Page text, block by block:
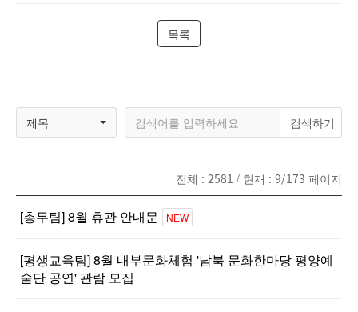
목록
제목
전체 : 2581 / 현재 : 9/173 페이지
[총무팀] 8월 휴관 안내문 NEW
[평생교육팀] 8월 내부문화체험 '남북 문화한마당 평양예
술단 공연' 관람 모집